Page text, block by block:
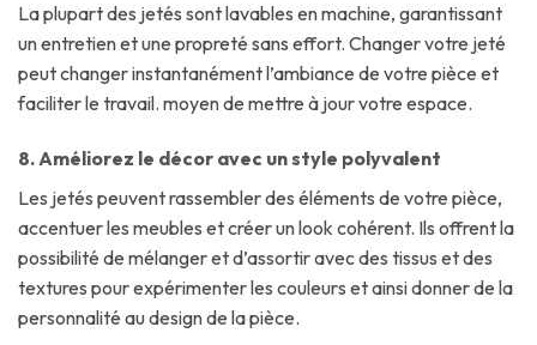
La plupart des jetés sont lavables en machine, garantissant
un entretien et une propreté sans effort. Changer votre jeté
peut changer instantanément l’ambiance de votre pièce et
faciliter le travail. moyen de mettre à jour votre espace.
8. Améliorez le décor avec un style polyvalent
Les jetés peuvent rassembler des éléments de votre pièce,
accentuer les meubles et créer un look cohérent. Ils offrent la
possibilité de mélanger et d’assortir avec des tissus et des
textures pour expérimenter les couleurs et ainsi donner de la
personnalité au design de la pièce.